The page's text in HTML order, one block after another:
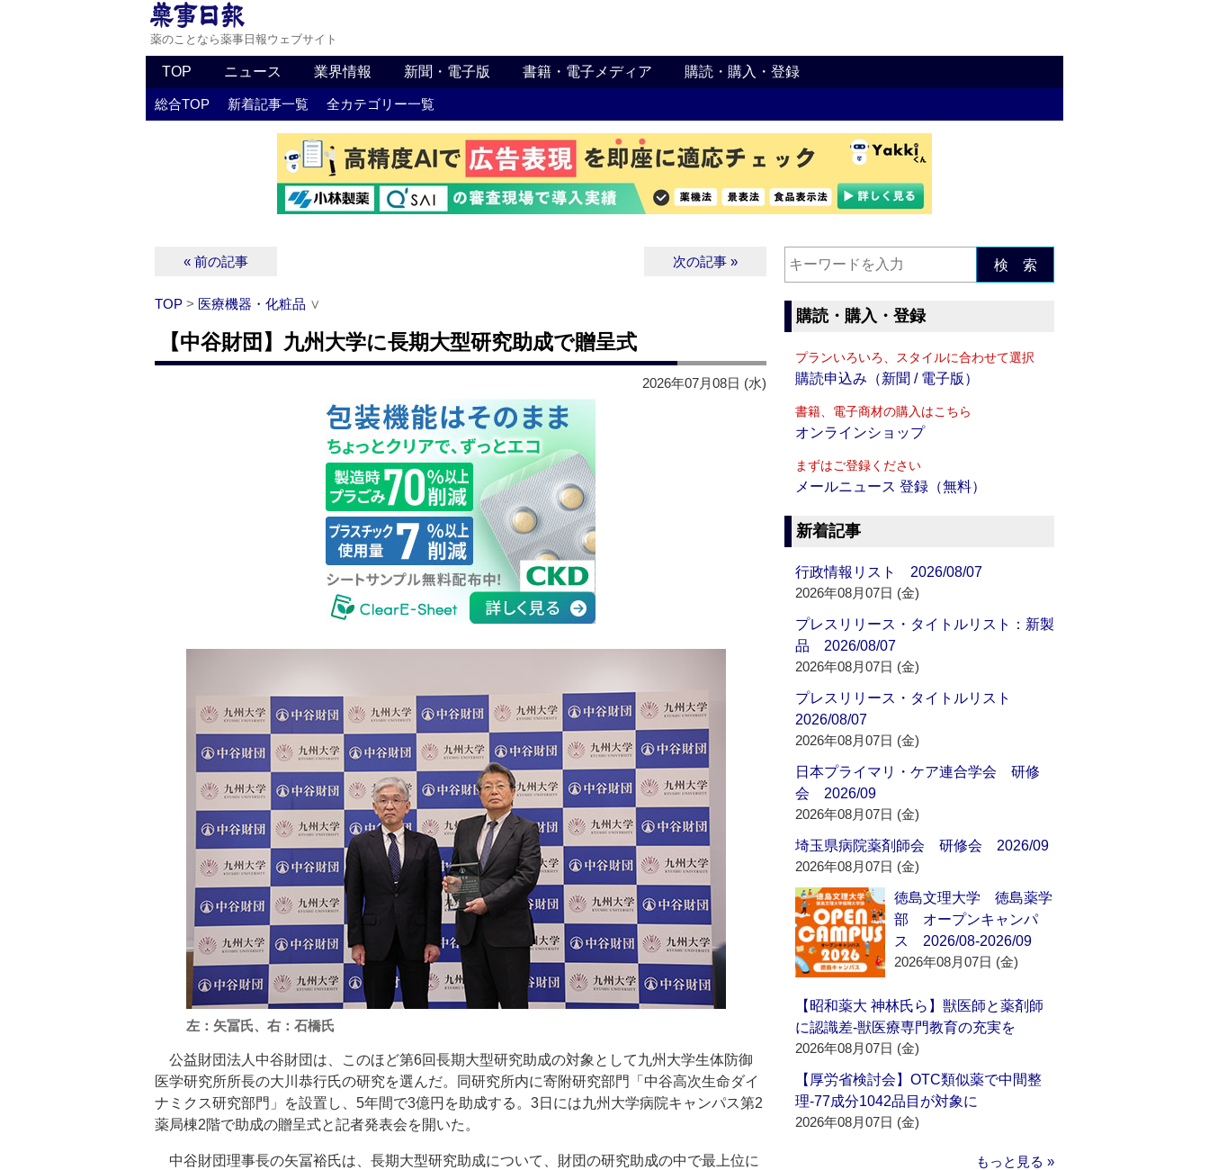
薬のことなら薬事日報ウェブサイト
TOP ニュース 業界情報 新聞・電子版 書籍・電子メディア 購読・購入・登録
総合TOP 新着記事一覧 全カテゴリー一覧
« 前の記事 次の記事 »
TOP > 医療機器・化粧品 ∨
【中谷財団】九州大学に長期大型研究助成で贈呈式
2026年07月08日 (水)
左：矢冨氏、右：石橋氏
公益財団法人中谷財団は、このほど第6回長期大型研究助成の対象として九州大学生体防御
医学研究所所長の大川恭行氏の研究を選んだ。同研究所内に寄附研究部門「中谷高次生命ダイ
ナミクス研究部門」を設置し、5年間で3億円を助成する。3日には九州大学病院キャンパス第2
薬局棟2階で助成の贈呈式と記者発表会を開いた。
中谷財団理事長の矢冨裕氏は、長期大型研究助成について、財団の研究助成の中で最上位に
検 索
購読・購入・登録
プランいろいろ、スタイルに合わせて選択
購読申込み（新聞 / 電子版）
書籍、電子商材の購入はこちら
オンラインショップ
まずはご登録ください
メールニュース 登録（無料）
新着記事
行政情報リスト 2026/08/07
2026年08月07日 (金)
プレスリリース・タイトルリスト：新製
品 2026/08/07
2026年08月07日 (金)
プレスリリース・タイトルリスト
2026/08/07
2026年08月07日 (金)
日本プライマリ・ケア連合学会 研修
会 2026/09
2026年08月07日 (金)
埼玉県病院薬剤師会 研修会 2026/09
2026年08月07日 (金)
徳島文理大学 徳島薬学
部 オープンキャンパ
ス 2026/08-2026/09
2026年08月07日 (金)
【昭和薬大 神林氏ら】獣医師と薬剤師
に認識差‐獣医療専門教育の充実を
2026年08月07日 (金)
【厚労省検討会】OTC類似薬で中間整
理‐77成分1042品目が対象に
2026年08月07日 (金)
もっと見る »